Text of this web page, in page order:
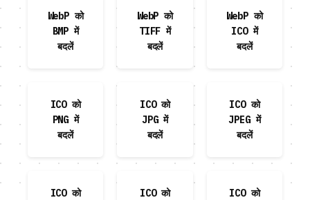
WebP को
BMP में
बदलें
WebP को
TIFF में
बदलें
WebP को
ICO में
बदलें
ICO को
PNG में
बदलें
ICO को
JPG में
बदलें
ICO को
JPEG में
बदलें
ICO को
ICO को
ICO को